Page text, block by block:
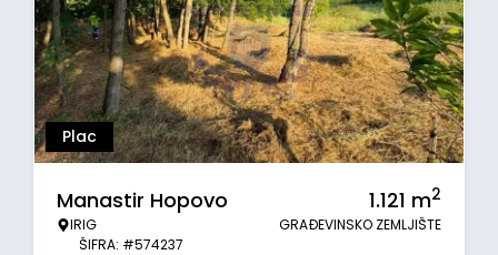
Plac
Manastir Hopovo
IRIG
ŠIFRA: #574237
1.121 m2
GRAĐEVINSKO ZEMLJIŠTE